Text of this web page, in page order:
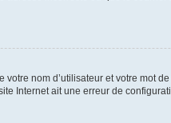
nom d’utilisateur et votre mot
Internet ait une erreur de